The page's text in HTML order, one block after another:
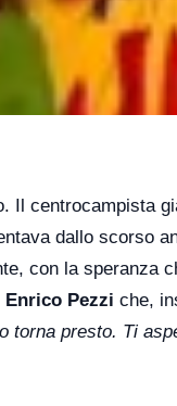
Il centrocampista
dallo scorso
con la speranza
Enrico Pezzi che,
torna presto. Ti